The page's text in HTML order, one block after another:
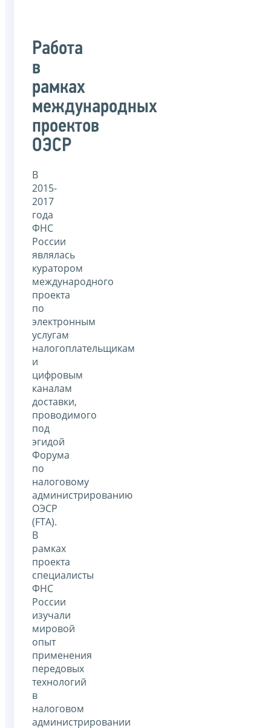
Работа
в
рамках
международных
проектов
ОЭСР
В
2015-
2017
года
ФНС
России
являлась
куратором
международного
проекта
по
электронным
услугам
налогоплательщикам
и
цифровым
каналам
доставки,
проводимого
под
эгидой
Форума
по
налоговому
администрированию
ОЭСР
(FTA).
В
рамках
проекта
специалисты
ФНС
России
изучали
мировой
опыт
применения
передовых
технологий
в
налоговом
администрировании